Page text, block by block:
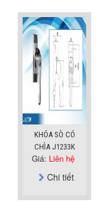
KHÓA SÒ CÓ
CHÌA J1233K
Giá: Liên hệ
Chi tiết